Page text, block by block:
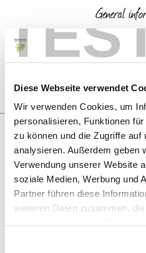
Diese Webseite verwendet
Wir verwenden Cookies, um
personalisieren, Funktionen
zu können und die Zugriffe auf
analysieren. Außerdem geben
Verwendung unserer Website
soziale Medien, Werbung und
Partner führen diese
weiteren Daten zusammen,
General
Openings
Next steps